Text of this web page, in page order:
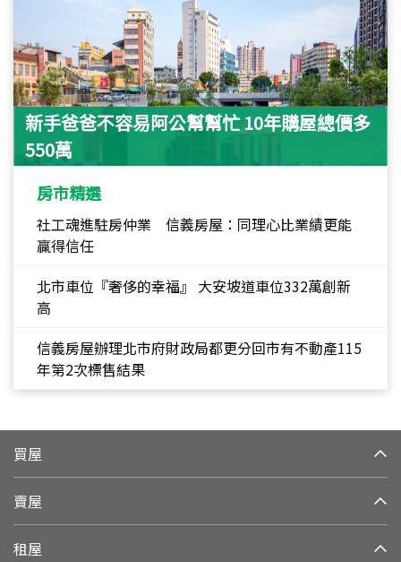
新手爸爸不容易阿公幫幫忙 10年購屋總價多
550萬
房市精選
社工魂進駐房仲業 信義房屋：同理心比業績更能
贏得信任
北市車位『奢侈的幸福』 大安坡道車位332萬創新
高
信義房屋辦理北市府財政局都更分回市有不動產115
年第2次標售結果
買屋
賣屋
租屋